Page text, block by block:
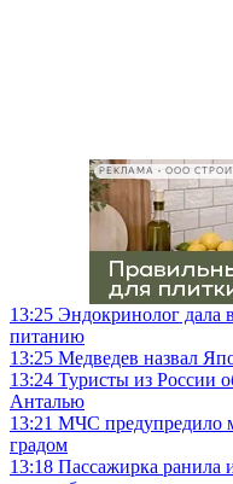
13:25 Эндокринолог дала
питанию
13:25 Медведев назвал
13:24 Туристы из России
Анталью
13:21 МЧС предупредило
градом
13:18 Пассажирка ранила